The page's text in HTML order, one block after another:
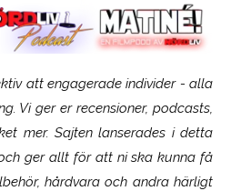
att engagerade individer - alla
Vi ger er recensioner, podcasts,
mer. Sajten lanserades i detta
ger allt för att ni ska kunna få
hårdvara och andra härligt